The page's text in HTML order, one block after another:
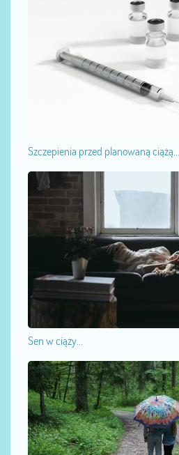
Szczepienia przed planowaną ciążą...
Sen w ciąży...